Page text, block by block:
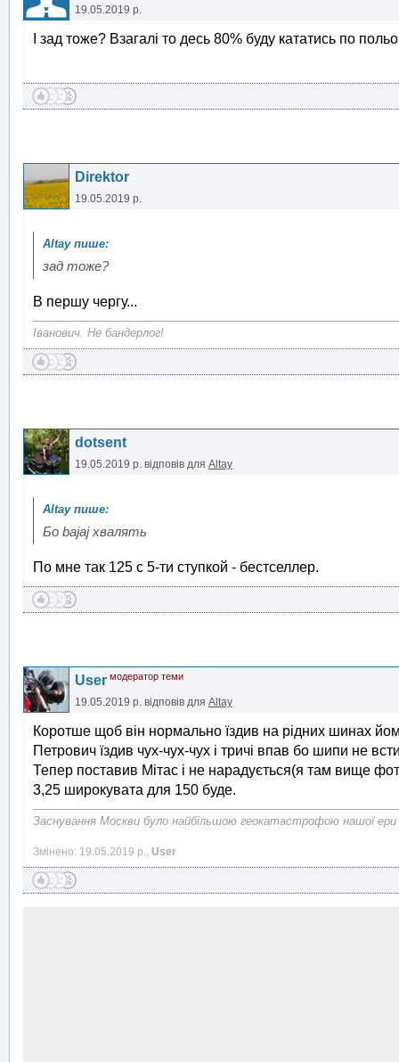
19.05.2019 р.
І зад тоже? Взагалі то десь 80% буду кататись по
Direktor
19.05.2019 р.
зад тоже?
В першу чергу...
Іванович. Не бандерлог!
dotsent
19.05.2019 р. відповів для Altay
Бо bajaj хвалять
По мне так 125 с 5-ти ступкой - бестселлер.
User модератор теми
19.05.2019 р. відповів для Altay
Коротше щоб він нормально їздив на рідних шинах
Петрович їздив чух-чух-чух і тричі впав бо шипи не
Тепер поставив Мітас і не нарадується(я там вище
3,25 широкувата для 150 буде.
Заснування Москви було найбільшою геокатастрофою нашої ери
Змінено: 19.05.2019 р., User